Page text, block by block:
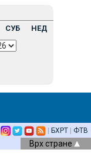
СУБ НЕД
БХРТ ФТВ
Врх стране